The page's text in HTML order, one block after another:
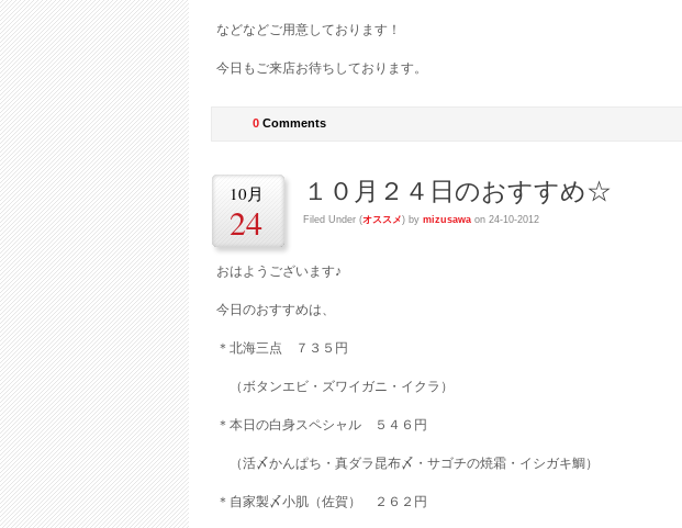
などなどご用意しております！
今日もご来店お待ちしております。
0 Comments
10月
24
１０月２４日のおすすめ☆
Filed Under (オススメ) by mizusawa on 24-10-2012
おはようございます♪
今日のおすすめは、
＊北海三点 ７３５円
（ボタンエビ・ズワイガニ・イクラ）
＊本日の白身スペシャル ５４６円
（活〆かんぱち・真ダラ昆布〆・サゴチの焼霜・イシガキ鯛）
＊自家製〆小肌（佐賀） ２６２円